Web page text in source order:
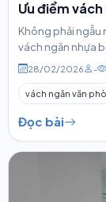
Ưu điểm
Không phải ngẫu
vách ngăn nhựa
28/02/2026 -
vách ngăn văn
Đọc bài